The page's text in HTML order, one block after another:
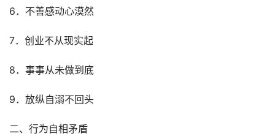
6．不善感动心漠然
7．创业不从现实起
8．事事从未做到底
9．放纵自溺不回头
二、行为自相矛盾